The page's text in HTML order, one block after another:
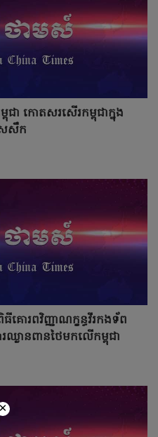
ា កោតសរសើរកម្ពុជាក្នុង
សសឹក
គោរពវិញ្ញាណក្ខន្ធវីរកងទ័ព
ឈ្លានពានថៃមកលើកម្ពុជា